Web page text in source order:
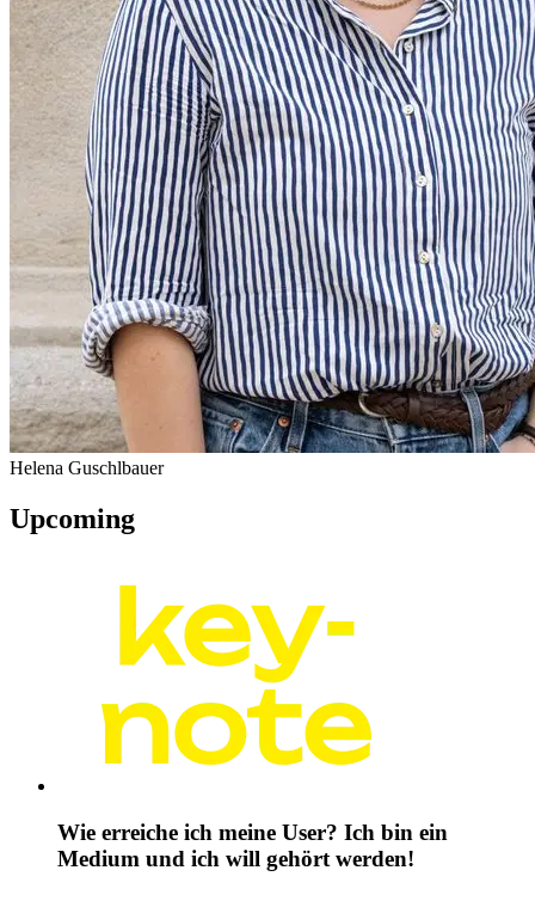
Helena Guschlbauer
Upcoming
Wie erreiche ich meine User? Ich bin ein
Medium und ich will gehört werden!